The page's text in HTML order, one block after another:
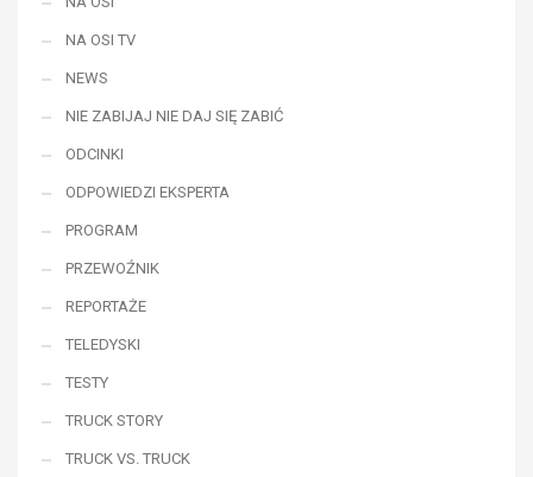
NA OSI TV
NEWS
NIE ZABIJAJ NIE DAJ SIĘ ZABIĆ
ODCINKI
ODPOWIEDZI EKSPERTA
PROGRAM
PRZEWOŹNIK
REPORTAŻE
TELEDYSKI
TESTY
TRUCK STORY
TRUCK VS. TRUCK